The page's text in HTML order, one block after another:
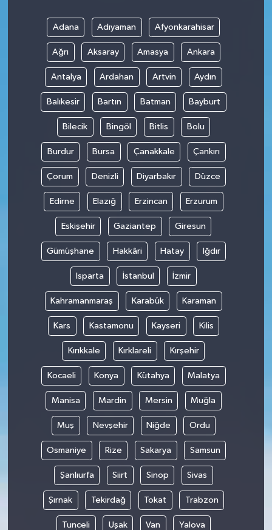
Adana Adıyaman Afyonkarahisar
Ağrı Aksaray Amasya Ankara
Antalya Ardahan Artvin Aydın
Balıkesir Bartın Batman Bayburt
Bilecik Bingöl Bitlis Bolu
Burdur Bursa Çanakkale Çankırı
Çorum Denizli Diyarbakır Düzce
Edirne Elazığ Erzincan Erzurum
Eskişehir Gaziantep Giresun
Gümüşhane Hakkâri Hatay Iğdır
Isparta İstanbul İzmir
Kahramanmaraş Karabük Karaman
Kars Kastamonu Kayseri Kilis
Kırıkkale Kırklareli Kırşehir
Kocaeli Konya Kütahya Malatya
Manisa Mardin Mersin Muğla
Muş Nevşehir Niğde Ordu
Osmaniye Rize Sakarya Samsun
Şanlıurfa Siirt Sinop Sivas
Şırnak Tekirdağ Tokat Trabzon
Tunceli Uşak Van Yalova